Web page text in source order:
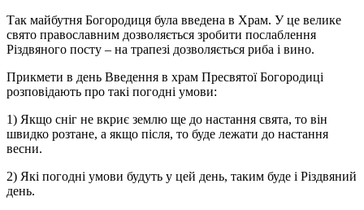
Так майбутня Богородиця була введена в Храм. У це велике
свято православним дозволяється зробити послаблення
Різдвяного посту – на трапезі дозволяється риба і вино.
Прикмети в день Введення в храм Пресвятої Богородиці
розповідають про такі погодні умови:
1) Якщо сніг не вкриє землю ще до настання свята, то він
швидко розтане, а якщо після, то буде лежати до настання
весни.
2) Які погодні умови будуть у цей день, таким буде і Різдвяний
день.